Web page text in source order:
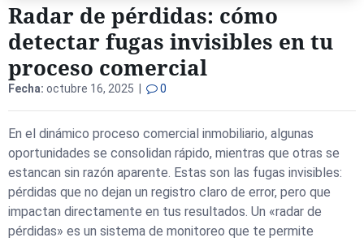
Radar de pérdidas: cómo
detectar fugas invisibles en tu
proceso comercial
Fecha: octubre 16, 2025 | 0
En el dinámico proceso comercial inmobiliario, algunas
oportunidades se consolidan rápido, mientras que otras se
estancan sin razón aparente. Estas son las fugas invisibles:
pérdidas que no dejan un registro claro de error, pero que
impactan directamente en tus resultados. Un «radar de
pérdidas» es un sistema de monitoreo que te permite